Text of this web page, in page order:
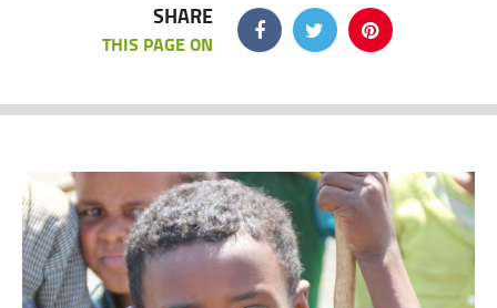
SHARE
THIS PAGE ON